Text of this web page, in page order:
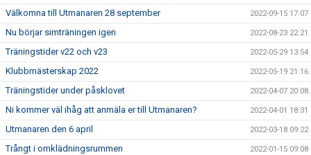
Välkomna till Utmanaren 28 september 2022-09-15 17:07
Nu börjar simträningen igen 2022-08-23 22:21
Träningstider v22 och v23 2022-05-29 13:54
Klubbmästerskap 2022 2022-05-19 21:16
Träningstider under påsklovet 2022-04-07 20:08
Ni kommer väl ihåg att anmäla er till Utmanaren? 2022-04-01 18:31
Utmanaren den 6 april 2022-03-18 09:22
Trångt i omklädningsrummen 2022-01-15 09:08